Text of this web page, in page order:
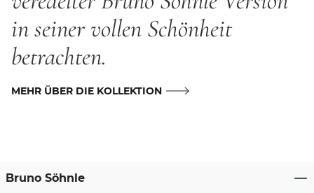
in seiner vollen Schönheit
betrachten.
MEHR ÜBER DIE KOLLEKTION
Bruno Söhnle